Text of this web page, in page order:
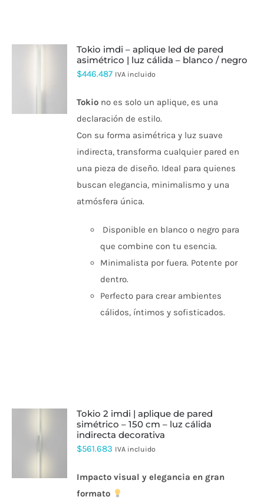
PRODUCTO
MÚLTIPLES
VARIANTES.
tokio imdi – aplique led de pared
asimétrico | luz cálida – blanco / negro
$446.487 IVA incluido
Tokio no es solo un aplique, es una
declaración de estilo.
Con su forma asimétrica y luz suave
indirecta, transforma cualquier pared en
una pieza de diseño. Ideal para quienes
buscan elegancia, minimalismo y una
atmósfera única.
Disponible en blanco o negro para
que combine con tu esencia.
Minimalista por fuera. Potente por
dentro.
Perfecto para crear ambientes
cálidos, íntimos y sofisticados.
PRODUCTO
MÚLTIPLES
tokio 2 imdi | aplique de pared
simétrico – 150 cm – luz cálida
indirecta decorativa
$561.683 IVA incluido
Impacto visual y elegancia en gran
formato